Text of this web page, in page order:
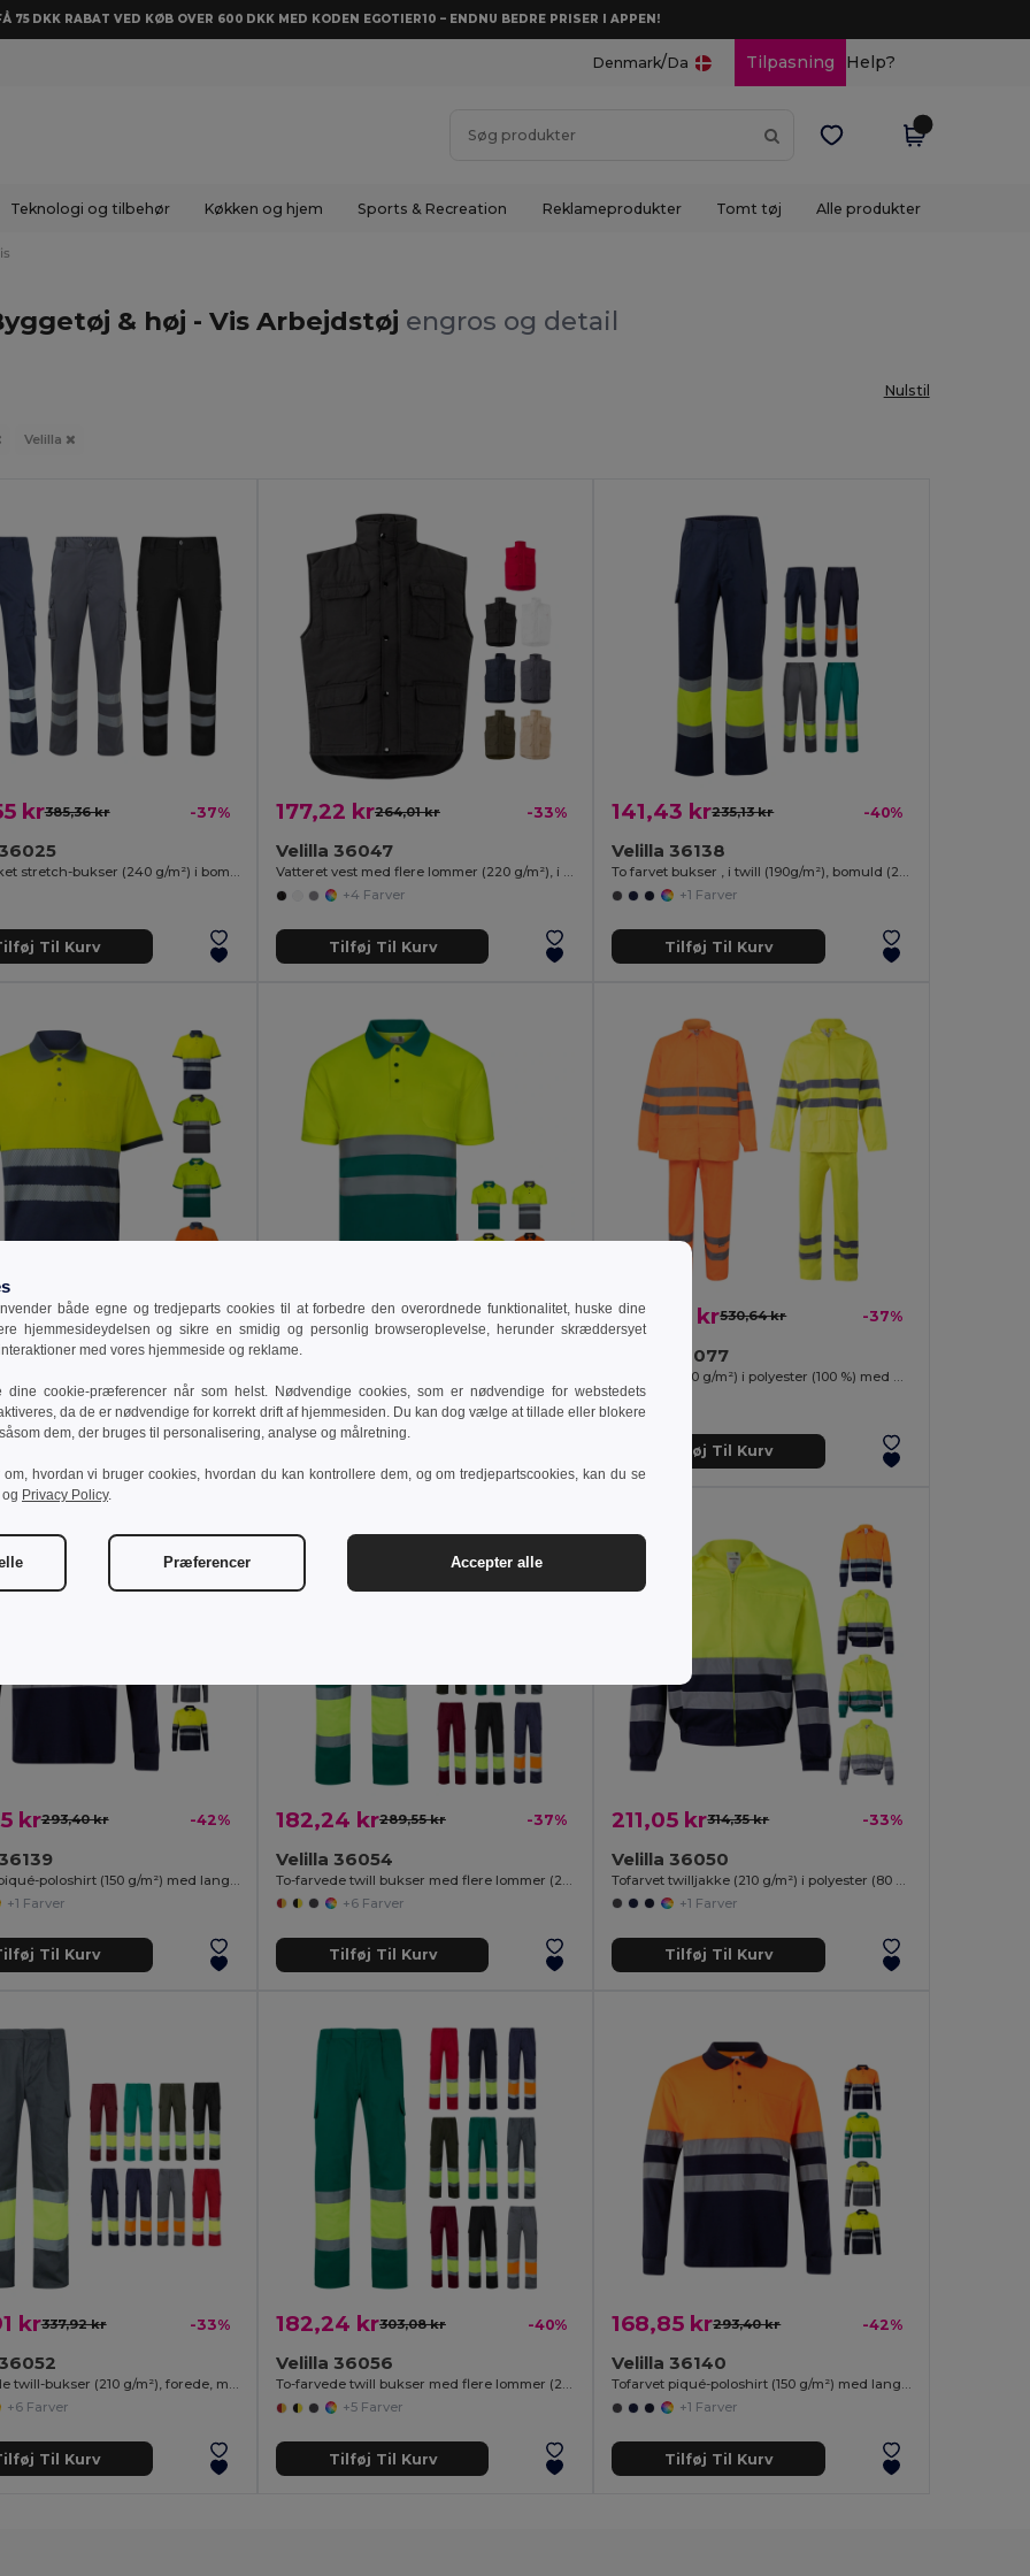
75 DKK RABAT VED KØB OVER 600 DKK MED KODEN EGOTIER10 – ENDNU BEDRE PRISER I APPEN!
Denmark/Da Tilpasning Help?
Teknologi og tilbehør Køkken og hjem Sports & Recreation Reklameprodukter Tomt tøj Alle produkter
& høj - Vis Arbejdstøj engros og detail
Nulstil
Velilla
kr385,36 kr -37%
Multipocket stretch-bukser (240 g/m²) i bomuld (46 %), EME (38 %) og polyester (16 %)
Til Kurv
177,22 kr264,01 kr -33%
Velilla 36047
Vatteret vest med flere lommer (220 g/m²), i polyester (100 %)
+4 Farver
Tilføj Til Kurv
141,43 kr235,13 kr -40%
Velilla 36138
To farvet bukser , i twill (190g/m²), bomuld (20%) og polyester (80%)
+1 Farver
Tilføj Til Kurv
kr330,72 kr -42%
+1 Farver
90,57 kr 124,48 kr -27%
Velilla 36141
+1 Farver
334,07 kr530,64 kr -37%
Velilla 36077
Tilføj Til Kurv
kr293,40 kr -42%
Tofarvet piqué-poloshirt (150 g/m²) med lange ærmer, i bomuld (55 %) og polyester (45 %)
+1 Farver
Til Kurv
182,24 kr289,55 kr -37%
Velilla 36054
To-farvede twill bukser med flere lommer (210 g/m²) i bomuld (20 %), og polyester (80 %)
+6 Farver
Tilføj Til Kurv
211,05 kr314,35 kr -33%
Velilla 36050
Tofarvet twilljakke (210 g/m²) i polyester (80 %) og bomuld (20 %)
+1 Farver
Tilføj Til Kurv
kr337,92 kr -33%
To-farvede twill-bukser (210 g/m²), forede, multilommer, i bomuld (20 %) og polyester (80 %)
+6 Farver
Til Kurv
182,24 kr303,08 kr -40%
Velilla 36056
To-farvede twill bukser med flere lommer (210 g/m²) i bomuld (20 %), og polyester (80 %)
+5 Farver
Tilføj Til Kurv
168,85 kr293,40 kr -42%
Velilla 36140
Tofarvet piqué-poloshirt (150 g/m²) med lange ærmer, i bomuld (55 %) og polyester (45 %)
+1 Farver
Tilføj Til Kurv
både egne og tredjeparts cookies til at forbedre den overordnede funktionalitet, huske dine
hjemmesideydelsen og sikre en smidig og personlig browseroplevelse, herunder skræddersyet
med vores hjemmeside og reklame.
dine cookie-præferencer når som helst. Nødvendige cookies, som er nødvendige for webstedets
da de er nødvendige for korrekt drift af hjemmesiden. Du kan dog vælge at tillade eller blokere
dem, der bruges til personalisering, analyse og målretning.
om, hvordan vi bruger cookies, hvordan du kan kontrollere dem, og om tredjepartscookies, kan du se
og Privacy Policy.
Præferencer Accepter alle